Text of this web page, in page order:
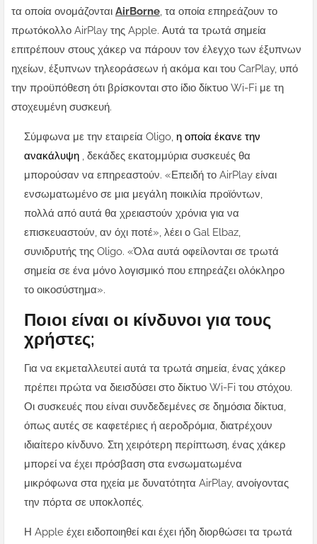
τα οποία ονομάζονται AirBorne, τα οποία επηρεάζουν το
πρωτόκολλο AirPlay της Apple. Αυτά τα τρωτά σημεία
επιτρέπουν στους χάκερ να πάρουν τον έλεγχο των έξυπνων
ηχείων, έξυπνων τηλεοράσεων ή ακόμα και του CarPlay, υπό
την προϋπόθεση ότι βρίσκονται στο ίδιο δίκτυο Wi-Fi με τη
στοχευμένη συσκευή.
Σύμφωνα με την εταιρεία Oligo, η οποία έκανε την
ανακάλυψη , δεκάδες εκατομμύρια συσκευές θα
μπορούσαν να επηρεαστούν. «Επειδή το AirPlay είναι
ενσωματωμένο σε μια μεγάλη ποικιλία προϊόντων,
πολλά από αυτά θα χρειαστούν χρόνια για να
επισκευαστούν, αν όχι ποτέ», λέει ο Gal Elbaz,
συνιδρυτής της Oligo. «Όλα αυτά οφείλονται σε τρωτά
σημεία σε ένα μόνο λογισμικό που επηρεάζει ολόκληρο
το οικοσύστημα».
Ποιοι είναι οι κίνδυνοι για τους
χρήστες;
Για να εκμεταλλευτεί αυτά τα τρωτά σημεία, ένας χάκερ
πρέπει πρώτα να διεισδύσει στο δίκτυο Wi-Fi του στόχου.
Οι συσκευές που είναι συνδεδεμένες σε δημόσια δίκτυα,
όπως αυτές σε καφετέριες ή αεροδρόμια, διατρέχουν
ιδιαίτερο κίνδυνο. Στη χειρότερη περίπτωση, ένας χάκερ
μπορεί να έχει πρόσβαση στα ενσωματωμένα
μικρόφωνα στα ηχεία με δυνατότητα AirPlay, ανοίγοντας
την πόρτα σε υποκλοπές.
Η Apple έχει ειδοποιηθεί και έχει ήδη διορθώσει τα τρωτά